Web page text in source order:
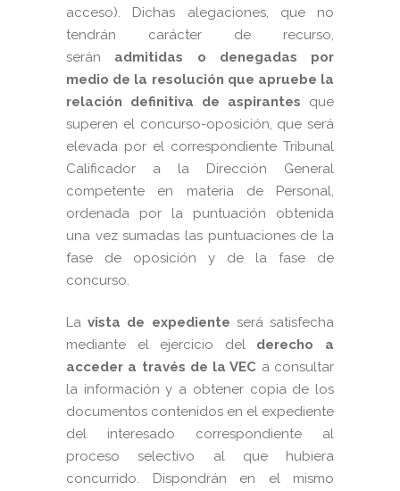
acceso). Dichas alegaciones, que no
tendrán carácter de recurso,
serán admitidas o denegadas por
medio de la resolución que apruebe la
relación definitiva de aspirantes que
superen el concurso-oposición, que será
elevada por el correspondiente Tribunal
Calificador a la Dirección General
competente en materia de Personal,
ordenada por la puntuación obtenida
una vez sumadas las puntuaciones de la
fase de oposición y de la fase de
concurso.
Lavista de expediente será satisfecha
mediante el ejercicio del
derecho a
acceder a través de la VEC a consultar
la información y a obtener copia de los
documentos contenidos en el expediente
del interesado correspondiente al
proceso selectivo al que hubiera
concurrido. Dispondrán en el mismo